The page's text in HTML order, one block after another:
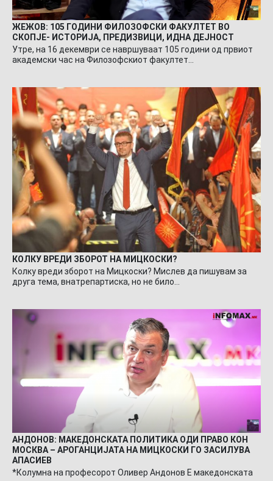
ЖЕЖОВ: 105 ГОДИНИ ФИЛОЗОФСКИ ФАКУЛТЕТ ВО
СКОПЈЕ- ИСТОРИЈА, ПРЕДИЗВИЦИ, ИДНА ДЕЈНОСТ
Утре, на 16 декември се навршуваат 105 години од првиот
академски час на Филозофскиот факултет…
КОЛКУ ВРЕДИ ЗБОРОТ НА МИЦКОСКИ?
Колку вреди зборот на Мицкоски? Мислев да пишувам за
друга тема, внатрепартиска, но не било…
АНДОНОВ: МАКЕДОНСКАТА ПОЛИТИКА ОДИ ПРАВО КОН
МОСКВА – АРОГАНЦИЈАТА НА МИЦКОСКИ ГО ЗАСИЛУВА
АПАСИЕВ
*Колумна на професорот Оливер Андонов Е македонската